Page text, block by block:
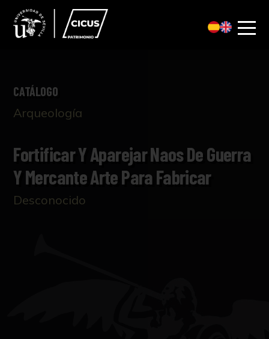
CATÁLOGO
Arqueología
Fortificar Y Aparejar Naos De Guerra
Y Mercante Arte Para Fabricar
Desconocido